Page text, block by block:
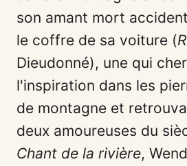
son amant mort
le coffre de sa voiture (
Dieudonné), une qui
l'inspiration dans les
de montagne et
deux amoureuses du
Chant de la rivière,